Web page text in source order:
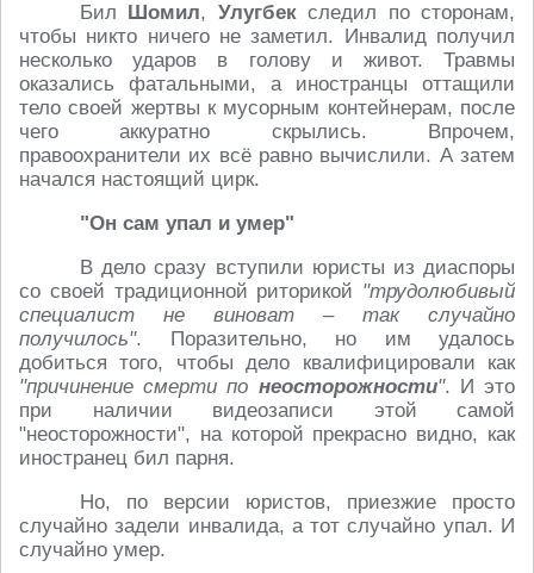
Бил Шомил, Улугбекследил по сторонам,
чтобы никто ничего не заметил. Инвалид получил
несколько ударов в голову и живот. Травмы
оказались фатальными, а иностранцы оттащили
тело своей жертвы к мусорным контейнерам, после
чего аккуратно скрылись. Впрочем,
правоохранители их всё равно вычислили. А затем
начался настоящий цирк.
"Он сам упал и умер"
В дело сразу вступили юристы из диаспоры
со своей традиционной риторикой "трудолюбивый
специалист не виноват – так случайно
получилось". Поразительно, но им удалось
добиться того, чтобы дело квалифицировали как
"причинение смерти по неосторожности". И это
при наличии видеозаписи этой самой
"неосторожности", на которой прекрасно видно, как
иностранец бил парня.
Но, по версии юристов, приезжие просто
случайно задели инвалида, а тот случайно упал. И
случайно умер.